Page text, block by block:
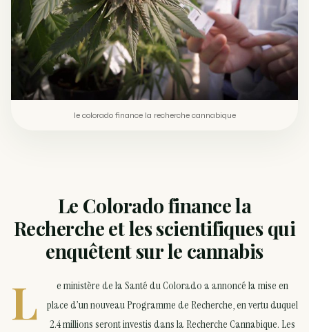
le colorado finance la recherche cannabique
Le Colorado finance la
Recherche et les scientifiques qui
enquêtent sur le cannabis
L
e ministère de la Santé du Colorado a annoncé la mise en
place d’un nouveau Programme de Recherche, en vertu duquel
2.4 millions seront investis dans la Recherche Cannabique. Les